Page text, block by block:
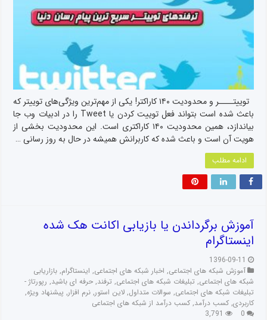
توییتــــر و محدودیت ۱۴۰ کاراکتر! یکی از مهم‌ترین ویژگی‌های توییتر که
باعث شده است بتواند فعل توییت کردن یا Tweet را در ادبیات وب جا
بیاندازد، همین محدودیت ۱۴۰ کاراکتری است. این محدودیت بخشی از
هویت آن است و باعث شده که کاربرانش همیشه در حال به روز رسانی …
ادامه مطلب
آموزش برگرداندن یا بازیابی اکانت هک شده
اینستاگرام
1396-09-11
آموزش شبکه های اجتماعی, اخبار شبکه های اجتماعی, اینستاگرام, بازاریابی
شبکه های اجتماعی, تبلیغات شبکه های اجتماعی, ترفند, حرفه ای باشید, رپورتاژ -
تبلیغات شبکه های اجتماعی, سوالات متداول, لاین استور, نرم افزار, پیشنهاد ویژه,
کاربردی, کسب درآمد, کسب درآمد از شبکه های اجتماعی
0
3,791